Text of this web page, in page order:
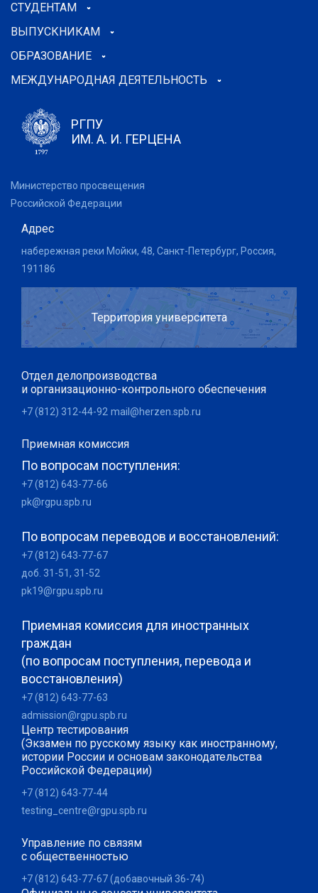
СТУДЕНТАМ
ВЫПУСКНИКАМ
ОБРАЗОВАНИЕ
МЕЖДУНАРОДНАЯ ДЕЯТЕЛЬНОСТЬ
РГПУ
ИМ. А. И. ГЕРЦЕНА
Министерство просвещения
Российской Федерации
Адрес
набережная реки Мойки, 48, Санкт-Петербург, Россия,
191186
Территория университета
Отдел делопроизводства
и организационно-контрольного обеспечения
+7 (812) 312-44-92 mail@herzen.spb.ru
Приемная комиссия
По вопросам поступления:
+7 (812) 643-77-66
pk@rgpu.spb.ru
По вопросам переводов и восстановлений:
+7 (812) 643-77-67
доб. 31-51, 31-52
pk19@rgpu.spb.ru
Приемная комиссия для иностранных
граждан
(по вопросам поступления, перевода и
восстановления)
+7 (812) 643-77-63
admission@rgpu.spb.ru
Центр тестирования
(Экзамен по русскому языку как иностранному,
истории России и основам законодательства
Российской Федерации)
+7 (812) 643-77-44
testing_centre@rgpu.spb.ru
Управление по связям
с общественностью
+7 (812) 643-77-67 (добавочный 36-74)